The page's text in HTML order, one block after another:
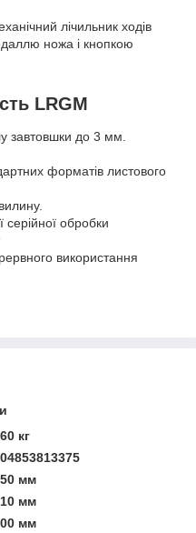
лічильник ходів
ножа і кнопкою
LRGM
завтовшки до 3 мм.
форматів листового
серійної обробки
використання
кг
мм
мм
мм